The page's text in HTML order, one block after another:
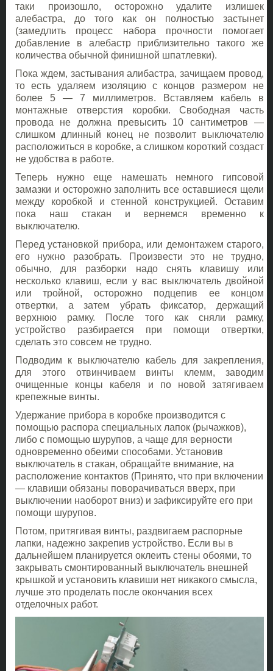
таки произошло, осторожно удалите излишек
алебастра, до того как он полностью застынет
(замедлить процесс набора прочности помогает
добавление в алебастр приблизительно такого же
количества обычной финишной шпатлевки).
Пока ждем, застывания алибастра, зачищаем провод,
то есть удаляем изоляцию с концов размером не
более 5 — 7 миллиметров. Вставляем кабель в
монтажные отверстия коробки. Свободная часть
провода не должна превысить 10 сантиметров —
слишком длинный конец не позволит выключателю
расположиться в коробке, а слишком короткий создаст
не удобства в работе.
Теперь нужно еще намешать немного гипсовой
замазки и осторожно заполнить все оставшиеся щели
между коробкой и стенной конструкцией. Оставим
пока наш стакан и вернемся временно к
выключателю.
Перед установкой прибора, или демонтажем старого,
его нужно разобрать. Произвести это не трудно,
обычно, для разборки надо снять клавишу или
несколько клавиш, если у вас выключатель двойной
или тройной, осторожно подцепив ее концом
отвертки, а затем убрать фиксатор, держащий
верхнюю рамку. После того как сняли рамку,
устройство разбирается при помощи отвертки,
сделать это совсем не трудно.
Подводим к выключателю кабель для закрепления,
для этого отвинчиваем винты клемм, заводим
очищенные концы кабеля и по новой затягиваем
крепежные винты.
Удержание прибора в коробке производится с
помощью распора специальных лапок (рычажков),
либо с помощью шурупов, а чаще для верности
одновременно обеими способами. Установив
выключатель в стакан, обращайте внимание, на
расположение контактов (Принято, что при включении
— клавиши обязаны поворачиваться вверх, при
выключении наоборот вниз) и зафиксируйте его при
помощи шурупов.
Потом, притягивая винты, раздвигаем распорные
лапки, надежно закрепив устройство. Если вы в
дальнейшем планируется оклеить стены обоями, то
закрывать смонтированный выключатель внешней
крышкой и установить клавиши нет никакого смысла,
лучше это проделать после окончания всех
отделочных работ.